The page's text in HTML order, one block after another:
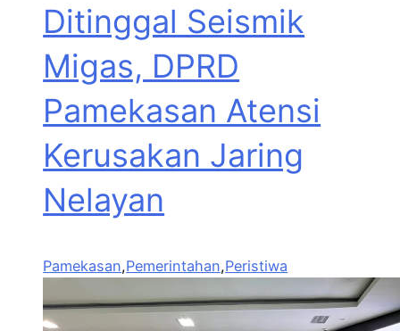
Ditinggal Seismik
Migas, DPRD
Pamekasan Atensi
Kerusakan Jaring
Nelayan
Pamekasan,Pemerintahan,Peristiwa